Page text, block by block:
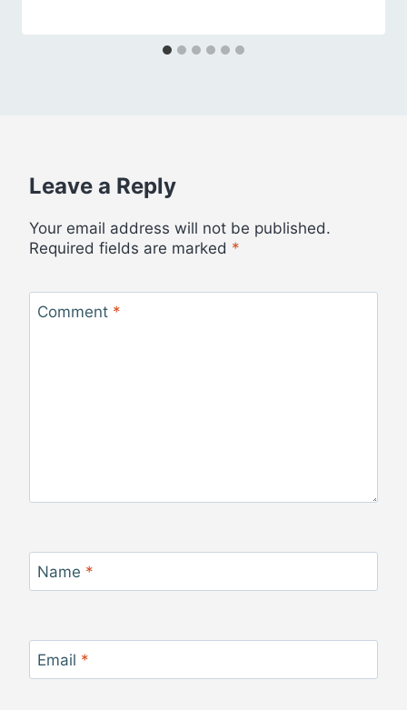
Leave a Reply
Your email address will not be published.
Required fields are marked *
Comment *
Name *
Email *